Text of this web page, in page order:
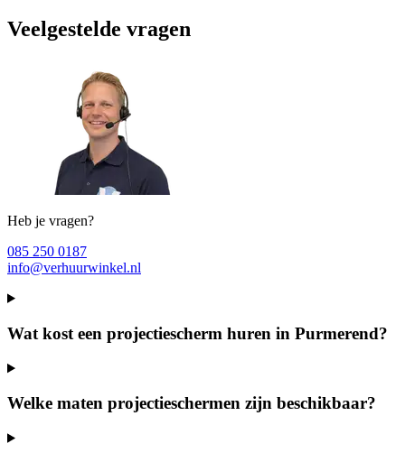
Veelgestelde vragen
Heb je vragen?
085 250 0187
info@verhuurwinkel.nl
Wat kost een projectiescherm huren in Purmerend?
Welke maten projectieschermen zijn beschikbaar?